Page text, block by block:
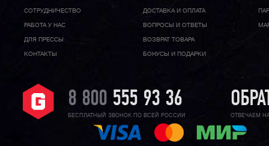
CОТРУДНИЧЕСТВО
РАБОТА У НАС
ДЛЯ ПРЕССЫ
КОНТАКТЫ
ДОСТАВКА И ОПЛАТА
ВОПРОСЫ И ОТВЕТЫ
ВОЗВРАТ ТОВАРА
БОНУСЫ И ПОДАРКИ
8 800 555 93 36
БЕСПЛАТНЫЙ ЗВОНОК ПО ВСЕЙ РОССИИ ОТВЕЧАЕМ